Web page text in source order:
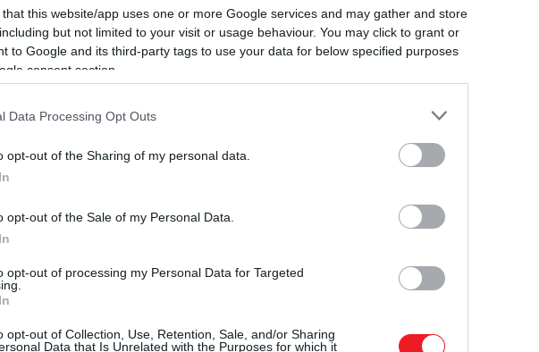
that this website/app uses one or more Google services and may gather and store
but not limited to your visit or usage behaviour. You may click to grant or
to Google and its third-party tags to use your data for below specified purposes
consent section.
Data Processing Opt Outs
opt-out of the Sharing of my personal data.
opt-out of the Sale of my Personal Data.
opt-out of processing my Personal Data for Targeted
opt-out of Collection, Use, Retention, Sale, and/or Sharing
Data that Is Unrelated with the Purposes for which it
aHalftimenem csak online lesz nézhető néhány
nyitófilmjeként.
a
Documentary about Jennifer Lopez,
@ConTodoNetflix @Egt239
örökségét veszi górcső alá, és a 2020-as Super Bowl félidei